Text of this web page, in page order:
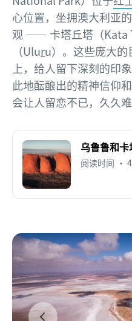
心位置，坐拥澳大利亚
观 —— 卡塔丘塔（Kata
（Uluru）。这些庞大
上，给人留下深刻的印
此地酝酿出的精神信仰
会让人留恋不已，久久难
乌鲁鲁和
阅读时间 •